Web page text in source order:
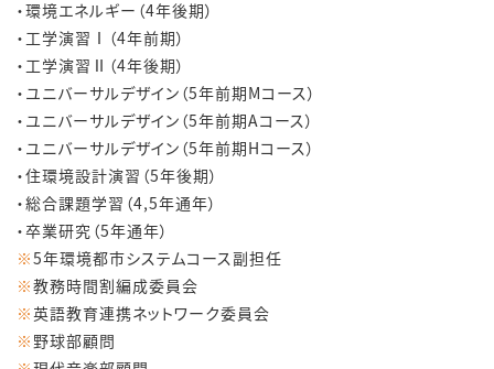
・環境エネルギー（4年後期）
・工学演習Ⅰ（4年前期）
・工学演習Ⅱ（4年後期）
・ユニバーサルデザイン（5年前期Mコース）
・ユニバーサルデザイン（5年前期Aコース）
・ユニバーサルデザイン（5年前期Hコース）
・住環境設計演習（5年後期）
・総合課題学習（4,5年通年）
・卒業研究（5年通年）
※5年環境都市システムコース副担任
※教務時間割編成委員会
※英語教育連携ネットワーク委員会
※ 野球部顧問